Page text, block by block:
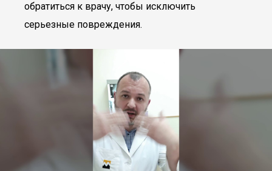
обратиться к врачу, чтобы исключить
серьезные повреждения.